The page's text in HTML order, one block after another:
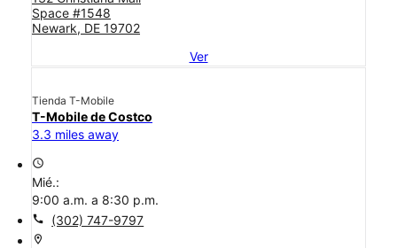
Space #1548
Newark, DE 19702
Ver
Tienda T-Mobile
T-Mobile de Costco
3.3 miles away
access_time
Mié.:
9:00 a.m. a 8:30 p.m.
call (302) 747-9797
location_on